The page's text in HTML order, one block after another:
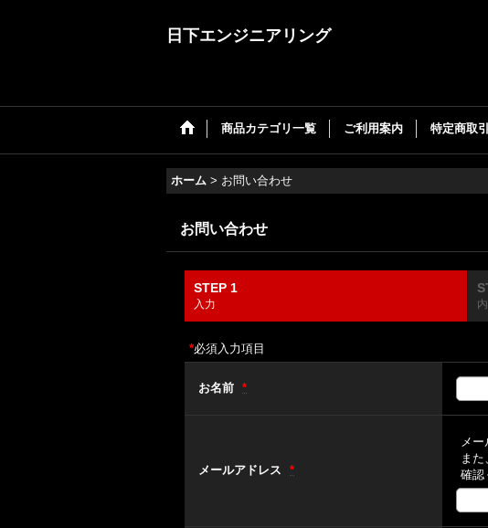
日下エンジニアリング
商品カテゴリ一覧 ご利用案内 特定商取
ホーム > お問い合わせ
お問い合わせ
STEP 1
入力
*必須入力項目
お名前 *
メールアドレス *
メ
ま
確認